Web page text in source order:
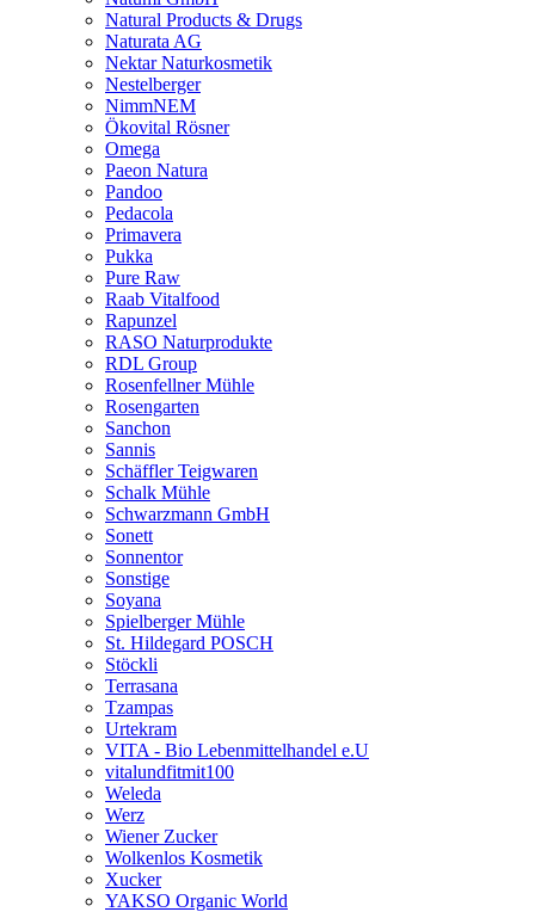
Natural Products & Drugs
Naturata AG
Nektar Naturkosmetik
Nestelberger
NimmNEM
Ökovital Rösner
Omega
Paeon Natura
Pandoo
Pedacola
Primavera
Pukka
Pure Raw
Raab Vitalfood
Rapunzel
RASO Naturprodukte
RDL Group
Rosenfellner Mühle
Rosengarten
Sanchon
Sannis
Schäffler Teigwaren
Schalk Mühle
Schwarzmann GmbH
Sonett
Sonnentor
Sonstige
Soyana
Spielberger Mühle
St. Hildegard POSCH
Stöckli
Terrasana
Tzampas
Urtekram
VITA - Bio Lebenmittelhandel e.U
vitalundfitmit100
Weleda
Werz
Wiener Zucker
Wolkenlos Kosmetik
Xucker
YAKSO Organic World